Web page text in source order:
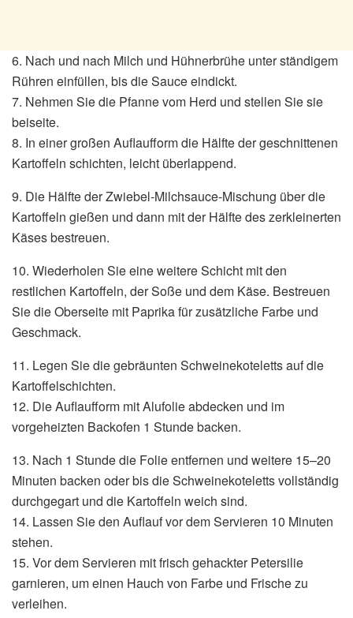
6. Nach und nach Milch und Hühnerbrühe unter ständigem
Rühren einfüllen, bis die Sauce eindickt.
7. Nehmen Sie die Pfanne vom Herd und stellen Sie sie
beiseite.
8. In einer großen Auflaufform die Hälfte der geschnittenen
Kartoffeln schichten, leicht überlappend.
9. Die Hälfte der Zwiebel-Milchsauce-Mischung über die
Kartoffeln gießen und dann mit der Hälfte des zerkleinerten
Käses bestreuen.
10. Wiederholen Sie eine weitere Schicht mit den
restlichen Kartoffeln, der Soße und dem Käse. Bestreuen
Sie die Oberseite mit Paprika für zusätzliche Farbe und
Geschmack.
11. Legen Sie die gebräunten Schweinekoteletts auf die
Kartoffelschichten.
12. Die Auflaufform mit Alufolie abdecken und im
vorgeheizten Backofen 1 Stunde backen.
13. Nach 1 Stunde die Folie entfernen und weitere 15–20
Minuten backen oder bis die Schweinekoteletts vollständig
durchgegart und die Kartoffeln weich sind.
14. Lassen Sie den Auflauf vor dem Servieren 10 Minuten
stehen.
15. Vor dem Servieren mit frisch gehackter Petersilie
garnieren, um einen Hauch von Farbe und Frische zu
verleihen.